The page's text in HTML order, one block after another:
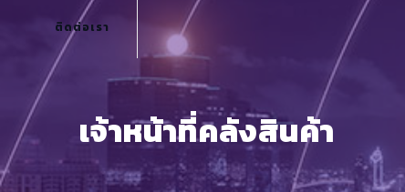
ติดต่อเรา
เจ้าหน้าที่คลังสินค้า